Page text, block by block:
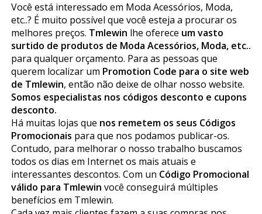
Você está interessado em Moda Acessórios, Moda,
etc..? É muito possível que você esteja a procurar os
melhores preços. Tmlewin lhe oferece um vasto
surtido de produtos de Moda Acessórios, Moda, etc..
para qualquer orçamento. Para as pessoas que
querem localizar um Promotion Code para o site web
de Tmlewin, então não deixe de olhar nosso website.
Somos especialistas nos códigos desconto e cupons
desconto.
Há muitas lojas que nos remetem os seus Códigos
Promocionais para que nos podamos publicar-os.
Contudo, para melhorar o nosso trabalho buscamos
todos os dias em Internet os mais atuais e
interessantes descontos. Com un Código Promocional
válido para Tmlewin você conseguirá múltiples
benefícios em Tmlewin.